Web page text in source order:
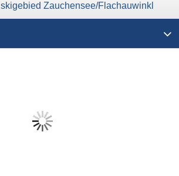
skigebied Zauchensee/​Flachauwinkl